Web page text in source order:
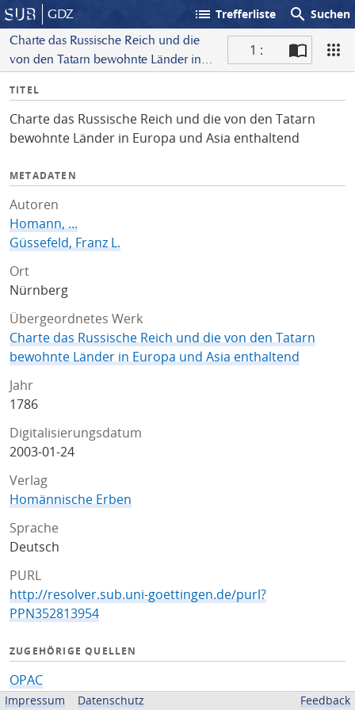
GDZ list Trefferliste search Suchen
Charte das Russische Reich und die
von den Tatarn bewohnte Länder in
1 :
I
f
o
TITEL
Charte das Russische Reich und die von den Tatarn
bewohnte Länder in Europa und Asia enthaltend
METADATEN
Autoren
Homann, ...
Güssefeld, Franz L.
Ort
Nürnberg
Übergeordnetes Werk
Charte das Russische Reich und die von den Tatarn
bewohnte Länder in Europa und Asia enthaltend
Jahr
1786
Digitalisierungsdatum
2003-01-24
Verlag
Homännische Erben
Sprache
Deutsch
PURL
http://resolver.sub.uni-goettingen.de/purl?
PPN352813954
ZUGEHÖRIGE QUELLEN
OPAC
Impressum Datenschutz Feedback